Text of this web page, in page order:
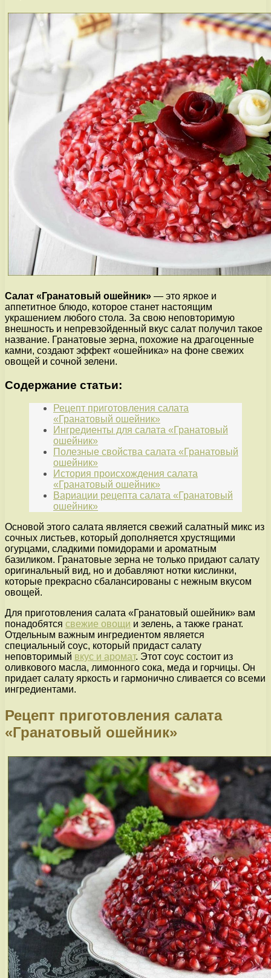
Салат «Гранатовый ошейник» — это яркое и
аппетитное блюдо, которое станет настоящим
украшением любого стола. За свою неповторимую
внешность и непревзойденный вкус салат получил такое
название. Гранатовые зерна, похожие на драгоценные
камни, создают эффект «ошейника» на фоне свежих
овощей и сочной зелени.
Содержание статьи:
Рецепт приготовления салата
«Гранатовый ошейник»
Ингредиенты для салата «Гранатовый
ошейник»
Полезные свойства салата «Гранатовый
ошейник»
История происхождения салата
«Гранатовый ошейник»
Вариации рецепта салата «Гранатовый
ошейник»
Основой этого салата является свежий салатный микс из
сочных листьев, который дополняется хрустящими
огурцами, сладкими помидорами и ароматным
базиликом. Гранатовые зерна не только придают салату
оригинальный вид, но и добавляют нотки кислинки,
которые прекрасно сбалансированы с нежным вкусом
овощей.
Для приготовления салата «Гранатовый ошейник» вам
понадобятся свежие овощи и зелень, а также гранат.
Отдельным важным ингредиентом является
специальный соус, который придаст салату
неповторимый вкус и аромат. Этот соус состоит из
оливкового масла, лимонного сока, меда и горчицы. Он
придает салату яркость и гармонично сливается со всеми
ингредиентами.
Рецепт приготовления салата
«Гранатовый ошейник»